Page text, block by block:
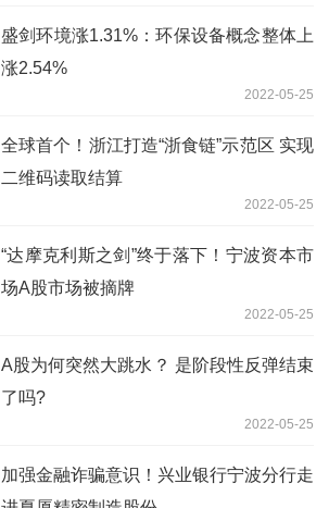
盛剑环境涨1.31%：环保设备概念整体上
涨2.54%
2022-05-25
全球首个！浙江打造“浙食链”示范区 实现
二维码读取结算
2022-05-25
“达摩克利斯之剑”终于落下！宁波资本市
场A股市场被摘牌
2022-05-25
A股为何突然大跳水？ 是阶段性反弹结束
了吗?
2022-05-25
加强金融诈骗意识！兴业银行宁波分行走